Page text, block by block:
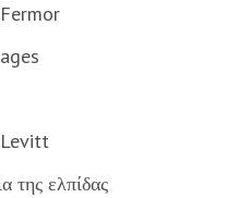
της ελπίδας